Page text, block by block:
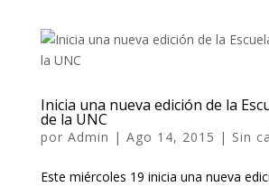
Inicia una nueva edición de la
de la UNC
por Admin | Ago 14, 2015 | Sin
Este miércoles 19 inicia una nueva